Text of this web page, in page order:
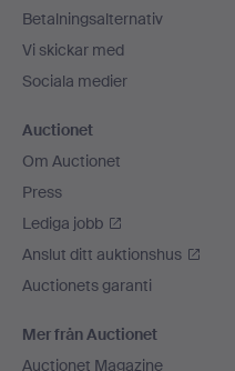
Betalningsalternativ
Vi skickar med
Sociala medier
Auctionet
Om Auctionet
Press
Lediga jobb
Anslut ditt auktionshus
Auctionets garanti
Mer från Auctionet
Auctionet Magazine